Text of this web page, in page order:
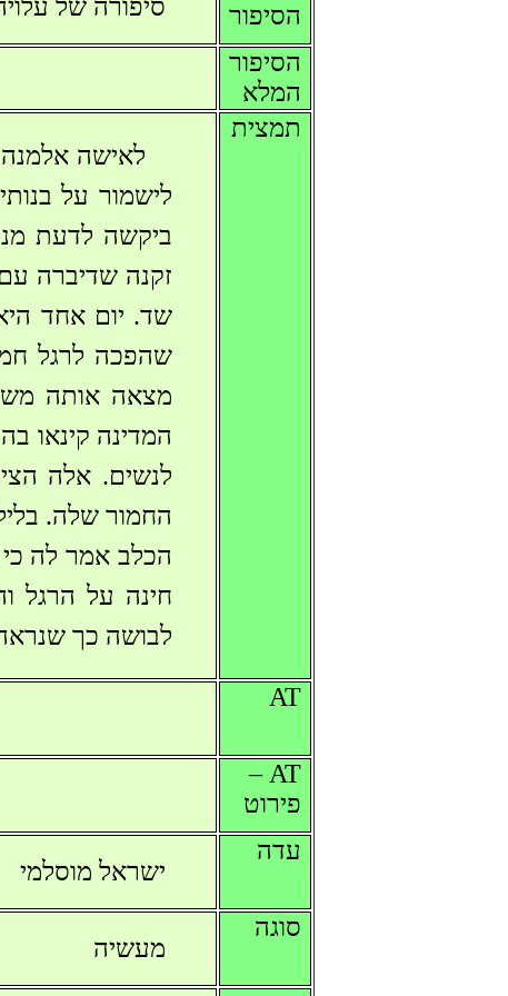
סיפורה של
הסיפור
הסיפור
המלא
לאישה אלמנה
לישמור על
ביקשה לדעת
זקנה שדיברה
שד. יום אחד
שהפכה לרגל
מצאה אותה
המדינה קינאו
לנשים. אלה
החמור שלה.
הכלב אמר לה
חינה על הרגל
לבושה כך
תמצית
AT
AT –
פירוט
ישראל מוסלמי
עדה
מעשיה
סוגה